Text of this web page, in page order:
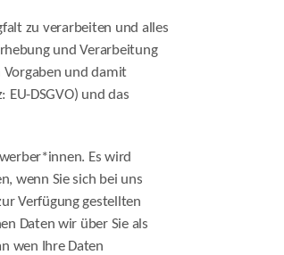
zu verarbeiten und alles
und Verarbeitung
Vorgaben und damit
DSGVO) und das
Es wird
wenn Sie sich bei uns
Verfügung gestellten
Daten wir über Sie als
wen Ihre Daten